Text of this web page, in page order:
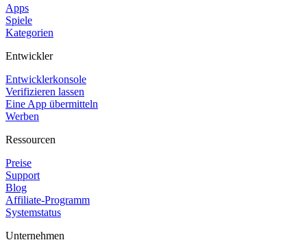
Apps
Spiele
Kategorien
Entwickler
Entwicklerkonsole
Verifizieren lassen
Eine App übermitteln
Werben
Ressourcen
Preise
Support
Blog
Affiliate-Programm
Systemstatus
Unternehmen